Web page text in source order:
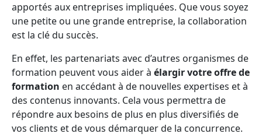
apportés aux entreprises impliquées. Que vous soyez
une petite ou une grande entreprise, la collaboration
est la clé du succès.
En effet, les partenariats avec d’autres organismes de
formation peuvent vous aider à élargir votre offre de
formation en accédant à de nouvelles expertises et à
des contenus innovants. Cela vous permettra de
répondre aux besoins de plus en plus diversifiés de
vos clients et de vous démarquer de la concurrence.